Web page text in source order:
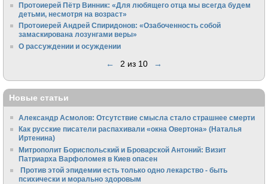
Протоиерей Пётр Винник: «Для любящего отца мы всегда будем
детьми, несмотря на возраст»
Протоиерей Андрей Спиридонов: «Озабоченность собой
замаскирована лозунгами веры»
О рассуждении и осуждении
← 2 из 10 →
Новые статьи
Александр Асмолов: Отсутствие смысла стало страшнее смерти
Как русские писатели распахивали «окна Овертона» (Наталья
Иртенина)
Митрополит Бориспольский и Броварской Антоний: Визит
Патриарха Варфоломея в Киев опасен
Против этой эпидемии есть только одно лекарство - быть
психически и морально здоровым